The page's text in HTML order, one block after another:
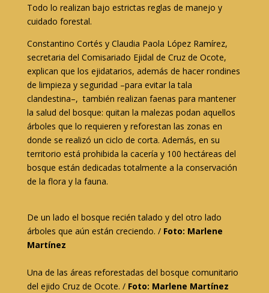
Todo lo realizan bajo estrictas reglas de manejo y
cuidado forestal.
Constantino Cortés y Claudia Paola López Ramírez,
secretaria del Comisariado Ejidal de Cruz de Ocote,
explican que los ejidatarios, además de hacer rondines
de limpieza y seguridad –para evitar la tala
clandestina–, también realizan faenas para mantener
la salud del bosque: quitan la malezas podan aquellos
árboles que lo requieren y reforestan las zonas en
donde se realizó un ciclo de corta. Además, en su
territorio está prohibida la cacería y 100 hectáreas del
bosque están dedicadas totalmente a la conservación
de la flora y la fauna.
De un lado el bosque recién talado y del otro lado
árboles que aún están creciendo. / Foto: Marlene
Martínez
Una de las áreas reforestadas del bosque comunitario
del ejido Cruz de Ocote. / Foto: Marlene Martínez